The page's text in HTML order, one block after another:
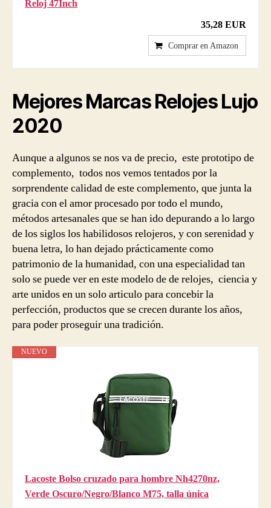
Reloj 47Inch
35,28 EUR
Comprar en Amazon
MejoresMarcas Relojes Lujo
2020
Aunque a algunos se nos va de precio, este prototipo de
complemento, todos nos vemos tentados por la
sorprendente calidad de este complemento, que junta la
gracia con el amor procesado por todo el mundo,
métodos artesanales que se han ido depurando a lo largo
de los siglos los habilidosos relojeros, y con serenidad y
buena letra, lo han dejado prácticamente como
patrimonio de la humanidad, con una especialidad tan
solo se puede ver en este modelo de de relojes, ciencia y
arte unidos en un solo articulo para concebir la
perfección, productos que se crecen durante los años,
para poder proseguir una tradición.
NUEVO
Lacoste Bolso cruzado para hombre Nh4270nz,
Verde Oscuro/Negro/Blanco M75, talla única